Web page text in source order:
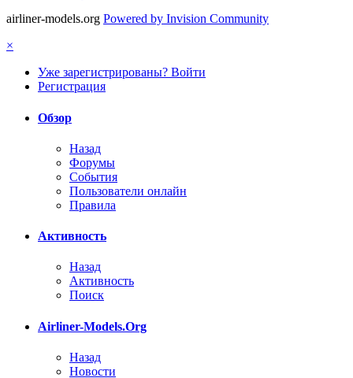
airliner-models.org Powered by Invision Community
×
Уже зарегистрированы? Войти
Регистрация
Обзор
Назад
Форумы
События
Пользователи онлайн
Правила
Активность
Назад
Активность
Поиск
Airliner-Models.Org
Назад
Новости